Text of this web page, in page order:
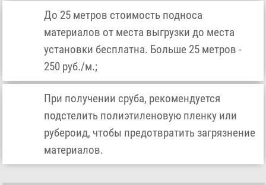
До 25 метров стоимость подноса
материалов от места выгрузки до места
установки бесплатна. Больше 25 метров -
250 руб./м.;
При получении сруба, рекомендуется
подстелить полиэтиленовую пленку или
рубероид, чтобы предотвратить загрязнение
материалов.